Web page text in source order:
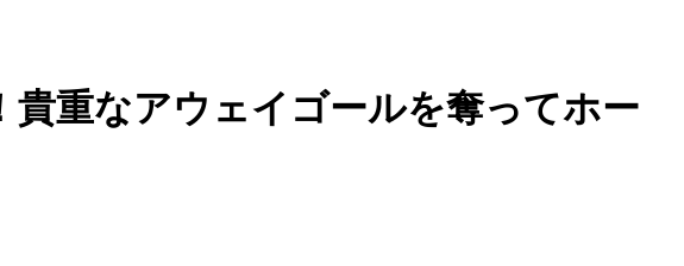
重なアウェイゴールを奪ってホー